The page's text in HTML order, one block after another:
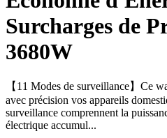
Surcharges de
3680W
【11 Modes de surveillance】Ce
avec précision vos appareils
surveillance comprennent la
électrique accumul...